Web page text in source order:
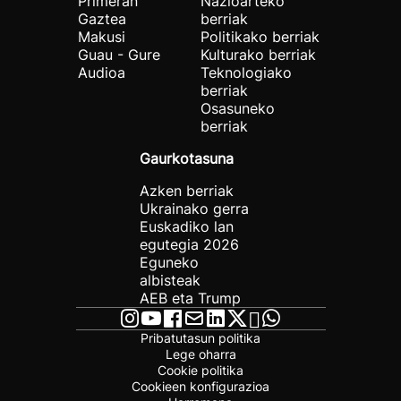
Gaztea
Makusi
Guau - Gure
Audioa
berriak
Politikako berriak
Kulturako berriak
Teknologiako
berriak
Osasuneko
berriak
Gaurkotasuna
Azken berriak
Ukrainako gerra
Euskadiko lan
egutegia 2026
Eguneko
albisteak
AEB eta Trump
Pribatutasun politika
Lege oharra
Cookie politika
Cookieen konfigurazioa